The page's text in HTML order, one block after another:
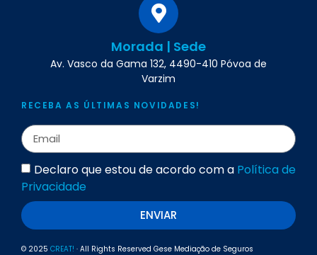
Morada | Sede
Av. Vasco da Gama 132, 4490-410 Póvoa de
Varzim
RECEBA AS ÚLTIMAS NOVIDADES!
Declaro que estou de acordo com a Política de
Privacidade
ENVIAR
© 2025 CREAT! · All Rights Reserved Gese Mediação de Seguros